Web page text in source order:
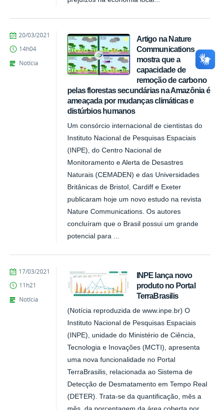
Artigo na Nature
Communications
mostra que a
capacidade de
remoção de carbono
pelas florestas secundárias na Amazônia é
ameaçada por mudanças climáticas e
distúrbios humanos
Um consórcio internacional de cientistas do
Instituto Nacional de Pesquisas Espaciais
(INPE), do Centro Nacional de
Monitoramento e Alerta de Desastres
Naturais (CEMADEN) e das Universidades
Britânicas de Bristol, Cardiff e Exeter
publicaram hoje um novo estudo na revista
Nature Communications. Os autores
concluíram que o Brasil possui um grande
potencial para ...
publicado
20/03/2021
14h04
Notícia
INPE lança novo
produto no Portal
TerraBrasilis
(Notícia reproduzida de www.inpe.br) O
Instituto Nacional de Pesquisas Espaciais
(INPE), unidade do Ministério de Ciência,
Tecnologia e Inovações (MCTI), apresenta
uma nova funcionalidade no Portal
TerraBrasilis, relacionada ao Sistema de
Detecção de Desmatamento em Tempo Real
(DETER). Trata-se da quantificação, mês a
publicado
17/03/2021
11h21
Notícia